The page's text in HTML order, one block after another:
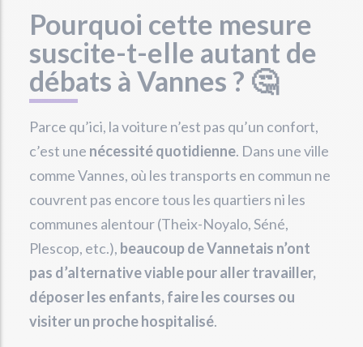
Pourquoi cette mesure
suscite-t-elle autant de
débats à Vannes ? 🤔
Parce qu’ici, la voiture n’est pas qu’un confort,
c’est une nécessité quotidienne. Dans une ville
comme Vannes, où les transports en commun ne
couvrent pas encore tous les quartiers ni les
communes alentour (Theix-Noyalo, Séné,
Plescop, etc.), beaucoup de Vannetais n’ont
pas d’alternative viable pour aller travailler,
déposer les enfants, faire les courses ou
visiter un proche hospitalisé.